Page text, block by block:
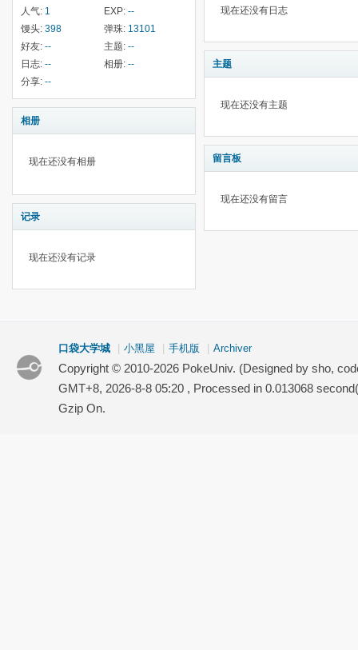
人气: 1 EXP: --
馒头: 398 弹珠: 13101
好友: -- 主题: --
日志: -- 相册: --
分享: --
相册
现在还没有相册
记录
现在还没有记录
现在还没有日志
主题
现在还没有主题
留言板
现在还没有留言
口袋大学城 小黑屋 手机版 Archiver
Copyright © 2010-2026 PokeUniv. (Designed by sho,
GMT+8, 2026-8-8 05:20 , Processed in 0.013068
Gzip On.